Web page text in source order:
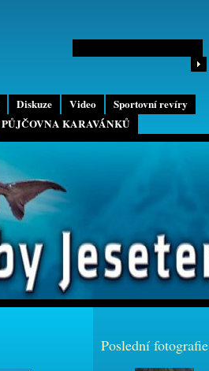
Diskuze Video
Sportovní revíry
PŮJČOVNA KARAVÁNKŮ
Poslední fotografie